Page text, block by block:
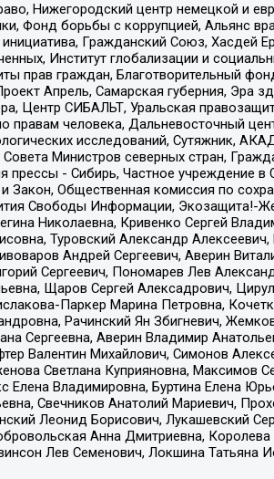
Нижегородский центр немецкой и
Фонд борьбы с коррупцией,
Гражданский Союз, Хасдей
Институт глобализации и
прав граждан, Благотворительный
Апрель, Самарская губерния,
Центр СИБАЛЬТ, Уральская
правам человека, Дальневосточный
исследований, Сутяжник,
Министров северных стран,
прессы - Сибирь, Частное учреждение
Закон, Общественная комиссия по
Свободы Информации, Экозащита!-
Николаевна, Кривенко Сергей
Туровский Александр
Андрей Сергеевич, Аверин
Сергеевич, Пономарев Лев
Щаров Сергей Алексадрович,
Паркер Марина Петровна,
Рачинский Ян Збигневич,
Сергеевна, Аверин Владимир
Валентин Михайлович, Симонов
Светлана Куприяновна, Максимов
Елена Владимировна, Буртина Елена
Свечников Анатолий Мариевич,
Леонид Борисович, Лукашевский
Анна Дмитриевна,
Лев Семенович, Локшина